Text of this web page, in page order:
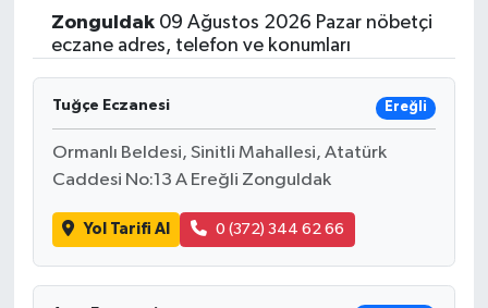
Zonguldak09 Ağustos 2026 Pazar nöbetçi
eczane adres, telefon ve konumları
Tuğçe Eczanesi Ereğli
Ormanlı Beldesi, Sinitli Mahallesi, Atatürk
Caddesi No:13 A Ereğli Zonguldak
Yol Tarifi Al 0 (372) 344 62 66
Yaşam